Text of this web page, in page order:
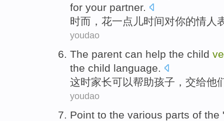
for your partner.
时而 ， 花一点儿时间对你的情人
youdao
The parent can help the child
the child language.
这时家长可以帮助孩子 ，交给他
youdao
Point to the various parts of the